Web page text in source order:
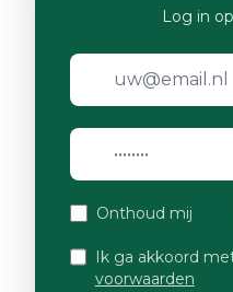
Log in
Onthoud mij
Ik ga akkoord
voorwaarden